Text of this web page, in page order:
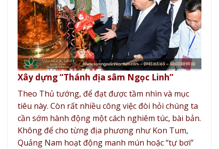
Xây dựng “Thánh địa sâm Ngọc Linh”
Theo Thủ tướng, để đạt được tầm nhìn và mục
tiêu này. Còn rất nhiều công việc đòi hỏi chúng ta
cần sớm hành động một cách nghiêm túc, bài bản.
Không để cho từng địa phương như Kon Tum,
Quảng Nam hoạt động manh mún hoặc “tự bơi”